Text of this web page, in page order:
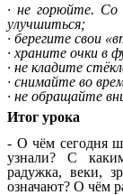
· не горюйте.
улучшиться;
· берегите свои
· храните очки в
· не кладите
· снимайте во
· не обращайте
Итог урока
- О чём сегодня
узнали? С
радужка, веки,
означают? О чём